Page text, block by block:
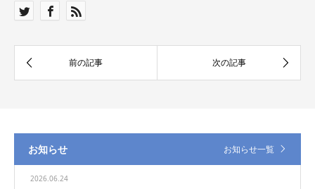
お知らせ お知らせ一覧
2026.06.24